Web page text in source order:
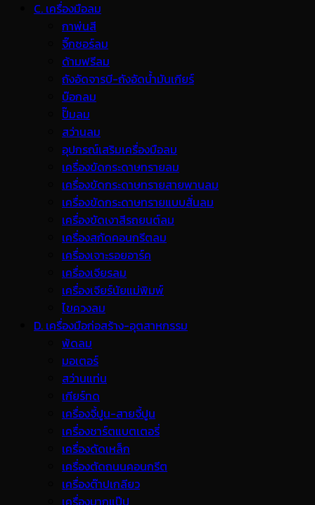
C. เครื่องมือลม
กาพ่นสี
จิ๊กซอร์ลม
ด้ามฟรีลม
ถังอัดจารบี-ถังอัดน้ำมันเกียร์
บ๊อกลม
ปั๊มลม
สว่านลม
อุปกรณ์เสริมเครื่องมือลม
เครื่องขัดกระดาษทรายลม
เครื่องขัดกระดาษทรายสายพานลม
เครื่องขัดกระดาษทรายแบบสั่นลม
เครื่องขัดเงาสีรถยนต์ลม
เครื่องสกัดคอนกรีตลม
เครื่องเจาะรอยอาร์ค
เครื่องเจียรลม
เครื่องเจียร์นัยแม่พิมพ์
ไขควงลม
D. เครื่องมือก่อสร้าง-อุตสาหกรรม
พ้ดลม
มอเตอร์
สว่านแท่น
เกียร์ทด
เครื่องจี้ปูน-สายจี้ปูน
เครื่องชาร์ตแบตเตอรี่
เครื่องดัดเหล็ก
เครื่องตัดถนนคอนกรีต
เครื่องต๊าปเกลียว
เครื่องบากแป๊ป